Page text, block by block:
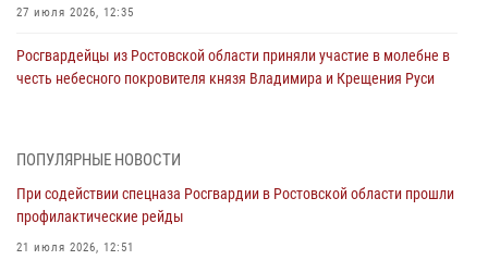
27 июля 2026, 12:35
Росгвардейцы из Ростовской области приняли участие в молебне в
честь небесного покровителя князя Владимира и Крещения Руси
При содействии спецназа Росгвардии в Ростовской области прошли
21 июля 2026, 12:51
В Ростовской области экипаж вневедомственной охраны задержал
ПОПУЛЯРНЫЕ НОВОСТИ
При содействии спецназа Росгвардии в Ростовской области прошли
профилактические рейды
21 июля 2026, 12:51